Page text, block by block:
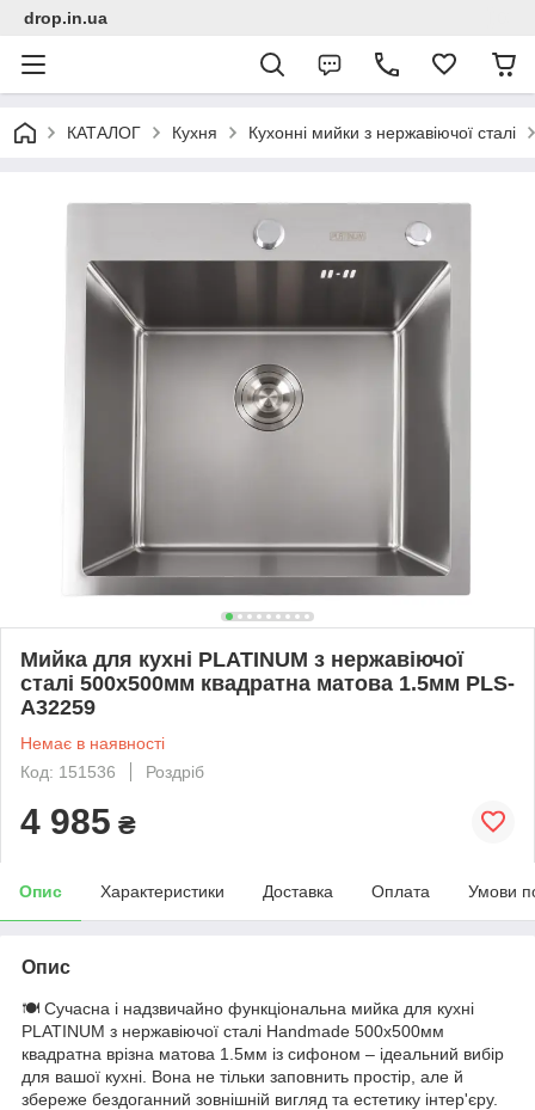
drop.in.ua
КАТАЛОГ Кухня Кухонні мийки з нержавіючої сталі
Мийка для кухні PLATINUM з нержавіючої
сталі 500x500мм квадратна матова 1.5мм PLS-
A32259
Немає в наявності
Код: 151536
Роздріб
4 985 ₴
Опис Характеристики Доставка Оплата Умови
Опис
🍽️ Сучасна і надзвичайно функціональна мийка для кухні
PLATINUM з нержавіючої сталі Handmade 500x500мм
квадратна врізна матова 1.5мм із сифоном – ідеальний вибір
для вашої кухні. Вона не тільки заповнить простір, але й
збереже бездоганний зовнішній вигляд та естетику інтер'єру.